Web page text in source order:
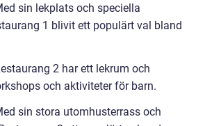
sin lekplats och speciella
1 blivit ett populärt val bland
2 har ett lekrum och
och aktiviteter för barn.
sin stora utomhusterrass och